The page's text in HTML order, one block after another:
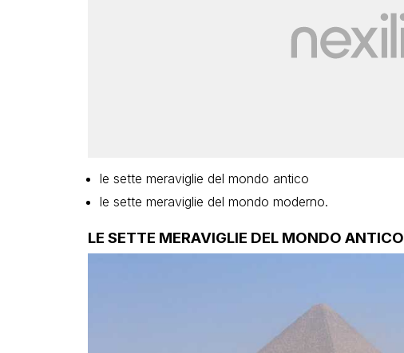
le sette meraviglie del mondo antico
le sette meraviglie del mondo moderno.
LE SETTE MERAVIGLIE DEL MONDO ANTICO